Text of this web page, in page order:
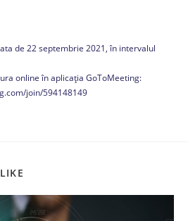
de 22 septembrie 2021, în intervalul
online în aplicația GoToMeeting:
join/594148149